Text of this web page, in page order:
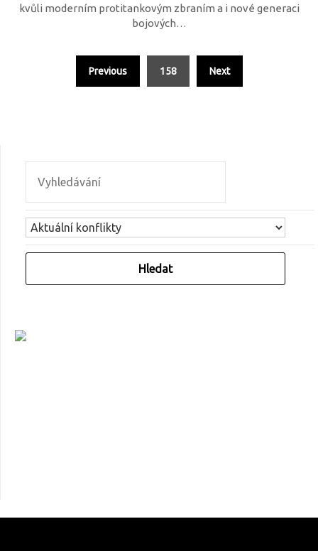
kvůli moderním protitankovým zbraním a i nové generaci
bojových…
Previous 158 Next